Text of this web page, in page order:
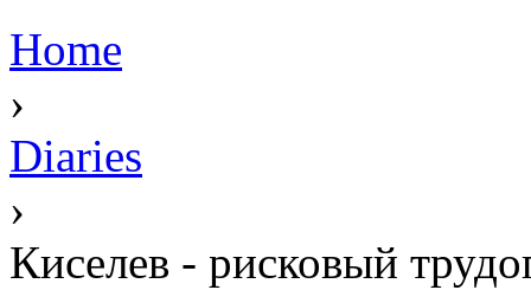
Home
›
Diaries
›
Киселев - рисковый